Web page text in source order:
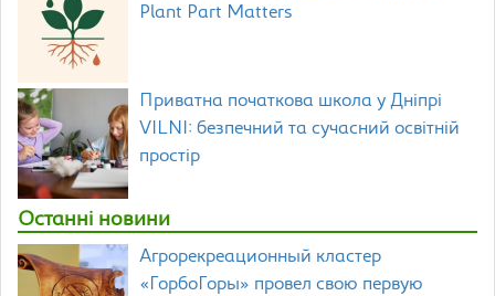
Plant Part Matters
Приватна початкова школа у Дніпрі
VILNI: безпечний та сучасний освітній
простір
Останні новини
Агрорекреационный кластер
«ГорбоГоры» провел свою первую